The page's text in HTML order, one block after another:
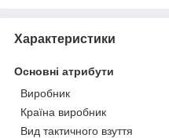
Характеристики
Основні атрибути
Виробник
Країна виробник
Вид тактичного взуття